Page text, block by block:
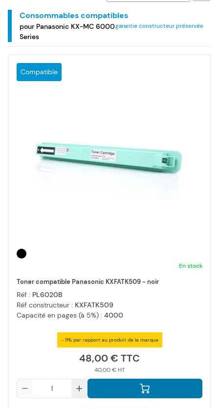
Consommables compatibles
garantie constructeur préservée
pour Panasonic KX-MC 6000
Series
Compatible
En stock
Toner compatible Panasonic KXFATK509 - noir
Réf : PL6020B
Réf constructeur : KXFATK509
Capacité en pages (à 5%) : 4000
- 11% par rapport au produit de la marque
48,00 €
40,00 €